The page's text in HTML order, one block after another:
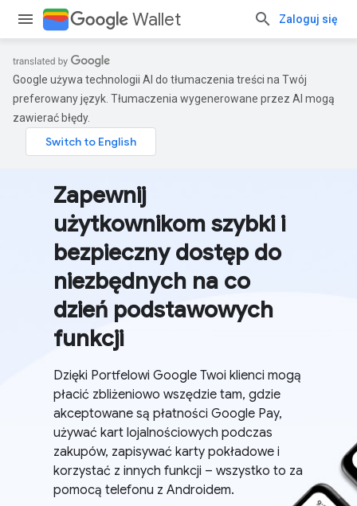
Wallet Zaloguj się
Google używa technologii AI do tłumaczenia treści na Twój
preferowany język. Tłumaczenia wygenerowane przez AI mogą
zawierać błędy.
Zapewnij
użytkownikom szybki i
bezpieczny dostęp do
niezbędnych na co
dzień podstawowych
funkcji
Dzięki Portfelowi Google Twoi klienci mogą
płacić zbliżeniowo wszędzie tam, gdzie
akceptowane są płatności Google Pay,
używać kart lojalnościowych podczas
zakupów, zapisywać karty pokładowe i
korzystać z innych funkcji – wszystko to za
pomocą telefonu z Androidem.